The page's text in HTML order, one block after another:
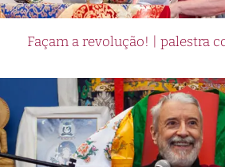
Façam a revolução! | palestra